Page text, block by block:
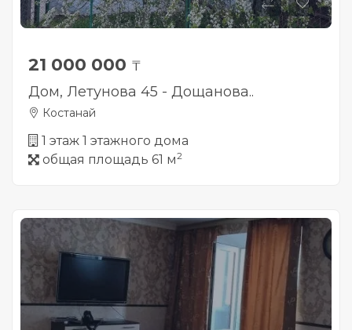
21 000 000 ₸
Дом, Летунова 45 - Дощанова..
Костанай
1 этаж 1 этажного дома
общая площадь 61 м2